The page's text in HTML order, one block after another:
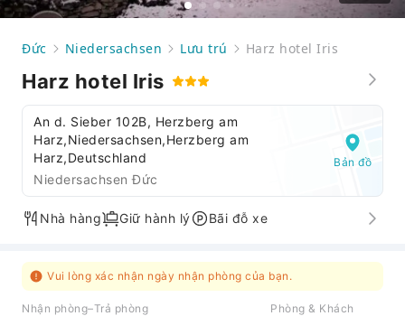
Đức Niedersachsen Lưu trú Harz hotel Iris
Harz hotel Iris
An d. Sieber 102B, Herzberg am
Harz,Niedersachsen,Herzberg am
Harz,Deutschland
Niedersachsen Đức
Bản đồ
Nhà hàng Giữ hành lý Bãi đỗ xe
Vui lòng xác nhận ngày nhận phòng của bạn.
Nhận phòng–Trả phòng Phòng & Khách